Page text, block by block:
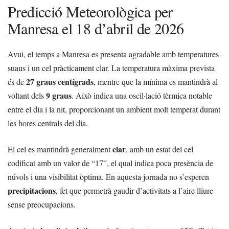
Predicció Meteorològica per
Manresa el 18 d’abril de 2026
Avui, el temps a Manresa es presenta agradable amb temperatures
suaus i un cel pràcticament clar. La temperatura màxima prevista
és de27 graus centígrads, mentre que la mínima es mantindrà al
voltant dels9 graus. Això indica una oscil·lació tèrmica notable
entre el dia i la nit, proporcionant un ambient molt temperat durant
les hores centrals del dia.
El cel es mantindrà generalmentclar, amb un estat del cel
codificat amb un valor de “17”, el qual indica poca presència de
núvols i una visibilitat òptima. En aquesta jornada no s’esperen
precipitacions, fet que permetrà gaudir d’activitats a l’aire lliure
sense preocupacions.